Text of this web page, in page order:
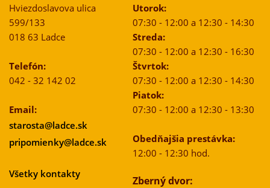
Hviezdoslavova ulica
599/133
018 63 Ladce
Telefón:
042 - 32 142 02
Email:
starosta@ladce.sk
pripomienky@ladce.sk
Všetky kontakty
Utorok:
07:30 - 12:00 a 12:30 - 14:30
Streda:
07:30 - 12:00 a 12:30 - 16:30
Štvrtok:
07:30 - 12:00 a 12:30 - 14:30
Piatok:
07:30 - 12:00 a 12:30 - 13:30
Obedňajšia prestávka:
12:00 - 12:30 hod.
Zberný dvor: